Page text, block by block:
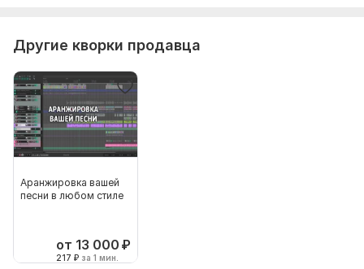
Другие кворки продавца
Аранжировка вашей
песни в любом стиле
от 13 000 ₽
217 ₽ за 1 мин.